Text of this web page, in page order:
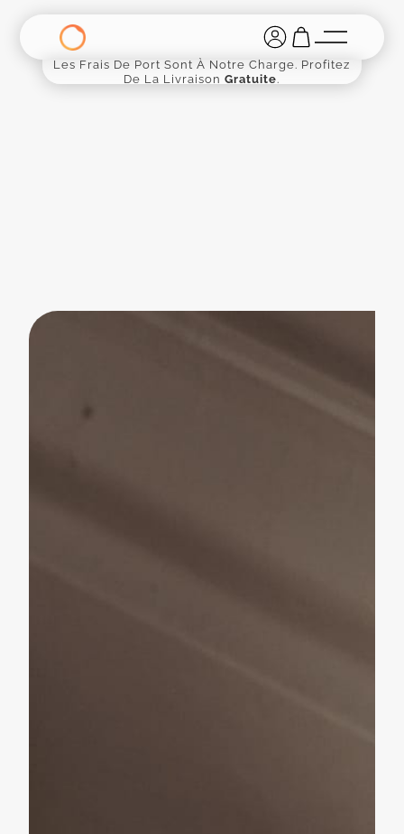
Les Frais De Port Sont À Notre Charge. Profitez
De La LivraisonGratuite.